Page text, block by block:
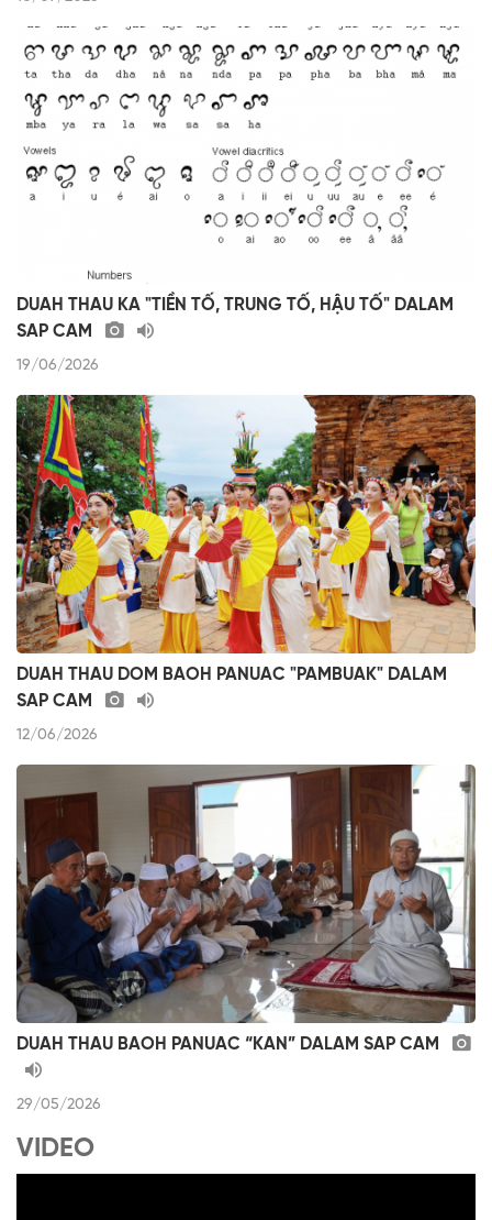
DUAH THAU KA "TIỀN TỐ, TRUNG TỐ, HẬU TỐ" DALAM
SAP CAM
19/06/2026
DUAH THAU DOM BAOH PANUAC "PAMBUAK" DALAM
SAP CAM
12/06/2026
DUAH THAU BAOH PANUAC “KAN” DALAM SAP CAM
29/05/2026
VIDEO